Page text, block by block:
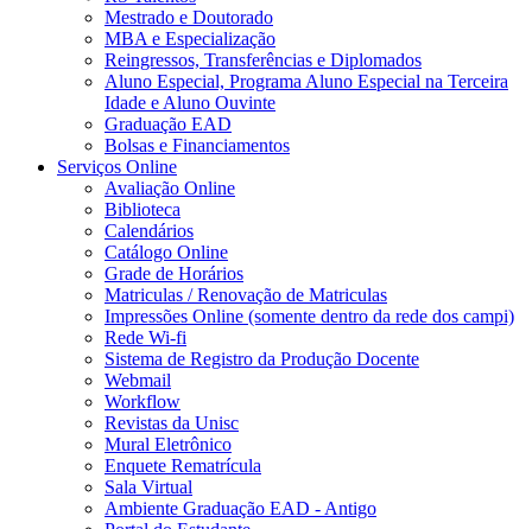
Mestrado e Doutorado
MBA e Especialização
Reingressos, Transferências e Diplomados
Aluno Especial, Programa Aluno Especial na Terceira
Idade e Aluno Ouvinte
Graduação EAD
Bolsas e Financiamentos
Serviços Online
Avaliação Online
Biblioteca
Calendários
Catálogo Online
Grade de Horários
Matriculas / Renovação de Matriculas
Impressões Online (somente dentro da rede dos campi)
Rede Wi-fi
Sistema de Registro da Produção Docente
Webmail
Workflow
Revistas da Unisc
Mural Eletrônico
Enquete Rematrícula
Sala Virtual
Ambiente Graduação EAD - Antigo